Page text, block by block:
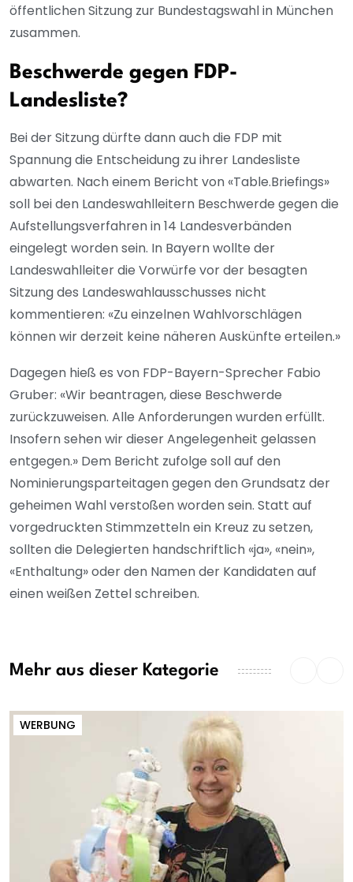
öffentlichen Sitzung zur Bundestagswahl in München
zusammen.
Beschwerde gegen FDP-
Landesliste?
Bei der Sitzung dürfte dann auch die FDP mit
Spannung die Entscheidung zu ihrer Landesliste
abwarten. Nach einem Bericht von «Table.Briefings»
soll bei den Landeswahlleitern Beschwerde gegen die
Aufstellungsverfahren in 14 Landesverbänden
eingelegt worden sein. In Bayern wollte der
Landeswahlleiter die Vorwürfe vor der besagten
Sitzung des Landeswahlausschusses nicht
kommentieren: «Zu einzelnen Wahlvorschlägen
können wir derzeit keine näheren Auskünfte erteilen.»
Dagegen hieß es von FDP-Bayern-Sprecher Fabio
Gruber: «Wir beantragen, diese Beschwerde
zurückzuweisen. Alle Anforderungen wurden erfüllt.
Insofern sehen wir dieser Angelegenheit gelassen
entgegen.» Dem Bericht zufolge soll auf den
Nominierungsparteitagen gegen den Grundsatz der
geheimen Wahl verstoßen worden sein. Statt auf
vorgedruckten Stimmzetteln ein Kreuz zu setzen,
sollten die Delegierten handschriftlich «ja», «nein»,
«Enthaltung» oder den Namen der Kandidaten auf
einen weißen Zettel schreiben.
Mehr aus dieser Kategorie
WERBUNG